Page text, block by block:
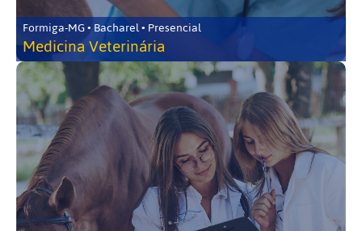
Formiga-MG • Bacharel • Presencial
Medicina Veterinária